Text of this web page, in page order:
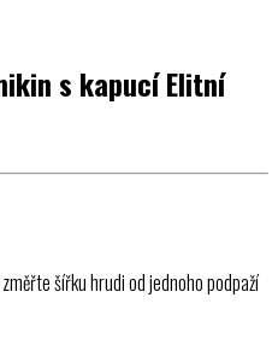
s kapucí Elitní
šířku hrudi od jednoho podpaží